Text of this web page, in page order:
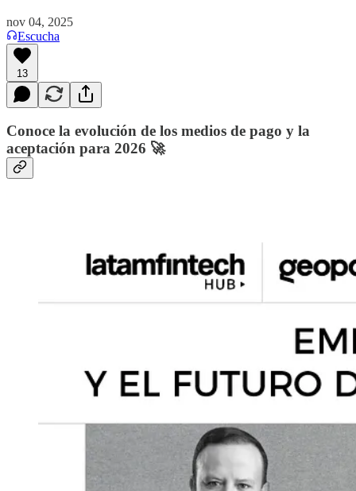
nov 04, 2025
Escucha
13
Conoce la evolución de los medios de pago y la
aceptación para 2026 🚀